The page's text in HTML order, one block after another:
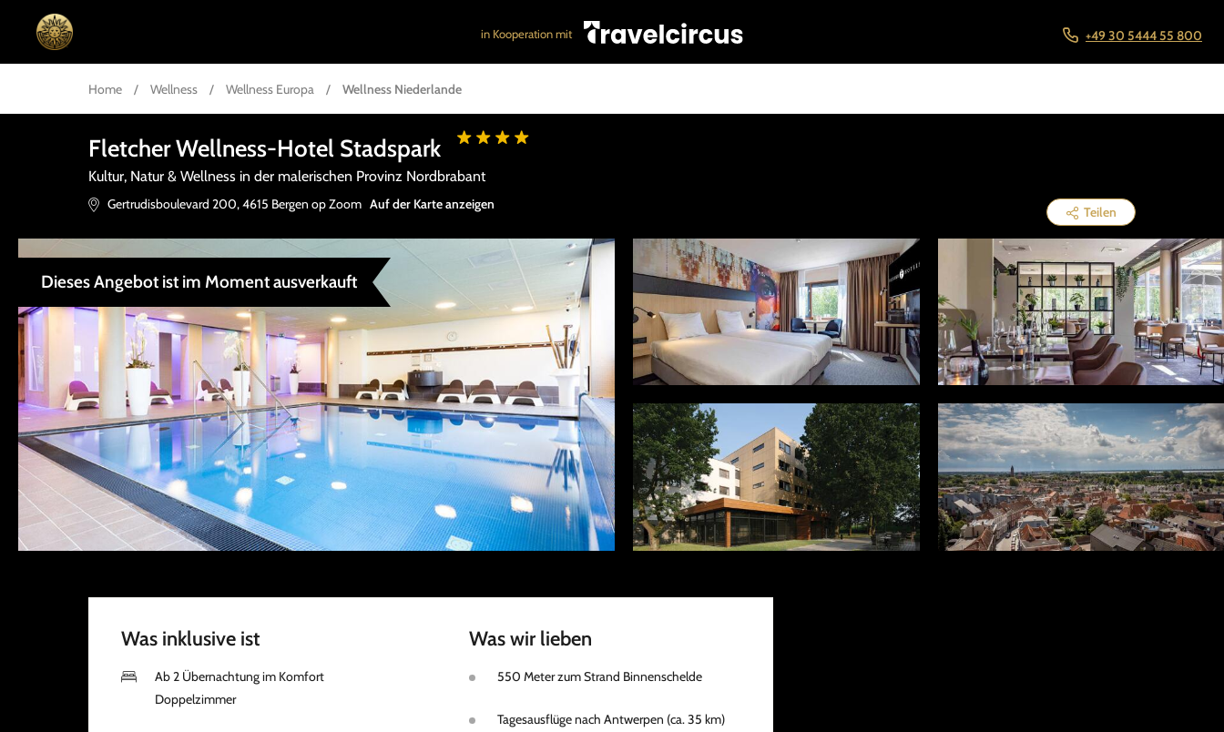
in Kooperation mit +49 30 5444 55 800
Home / Wellness / Wellness Europa / Wellness Niederlande
Fletcher Wellness-Hotel Stadspark
Kultur, Natur & Wellness in der malerischen Provinz Nordbrabant
Gertrudisboulevard 200,4615 Bergen op Zoom Auf der Karte anzeigen Teilen
Dieses Angebot ist im Moment ausverkauft
Was inklusive ist
Ab 2 Übernachtung im Komfort
Doppelzimmer
Was wir lieben
550 Meter zum Strand Binnenschelde
Tagesausflüge nach Antwerpen (ca. 35 km)